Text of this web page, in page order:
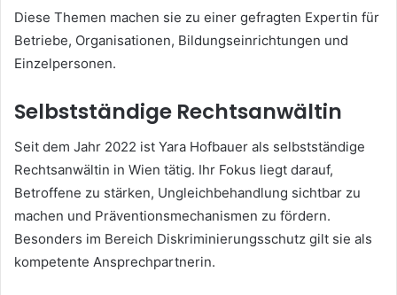
Diese Themen machen sie zu einer gefragten Expertin für
Betriebe, Organisationen, Bildungseinrichtungen und
Einzelpersonen.
Selbstständige Rechtsanwältin
Seit dem Jahr 2022 ist Yara Hofbauer als selbstständige
Rechtsanwältin in Wien tätig. Ihr Fokus liegt darauf,
Betroffene zu stärken, Ungleichbehandlung sichtbar zu
machen und Präventionsmechanismen zu fördern.
Besonders im Bereich Diskriminierungsschutz gilt sie als
kompetente Ansprechpartnerin.